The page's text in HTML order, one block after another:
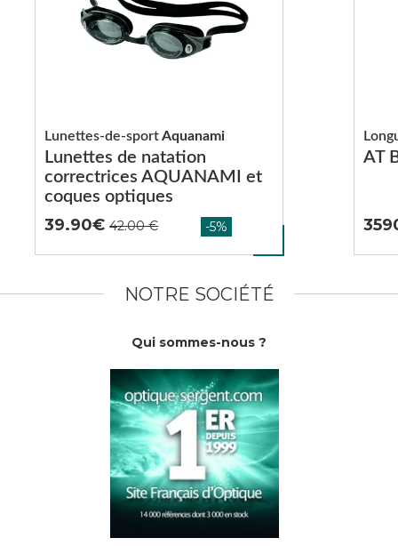
Lunettes de natation
correctrices AQUANAMI et
coques optiques
Lunettes-de-sportAquanami
39.90
AT
NOTRE SOCIÉTÉ
Qui sommes-nous ?